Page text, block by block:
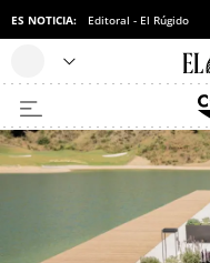
ES NOTICIA: Editoral - El Rúgido